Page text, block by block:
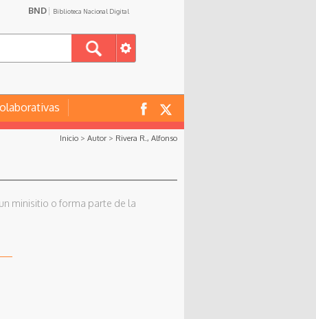
BND Biblioteca Nacional Digital
Inicio> Autor> Rivera R., Alfonso
minisitio o forma parte de la